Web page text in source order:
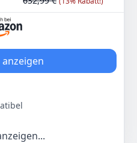
pur.